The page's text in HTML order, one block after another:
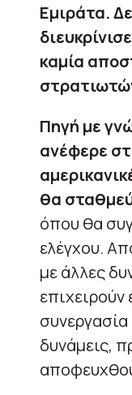
Εμιράτα.
καμία
Πηγή με
ανέφερε
θα
όπου θα
ελέγχου.
με άλλες
επιχειρούν
συνεργασία
δυνάμεις,